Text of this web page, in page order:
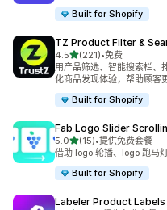
Built for Shopify
TZ Product Filter &
4.5星（满分 5 星）
(221)
总共 221 条评论
•免费
用产品筛选、智能搜索栏、
化商品发现体验，帮助顾客
Built for Shopify
Fab Logo Slider
5.0星（满分 5 星）
(15)
总共 15 条评论
•提供免费套餐
借助 logo 轮播、logo 跑马
Built for Shopify
Labeler Product Labels